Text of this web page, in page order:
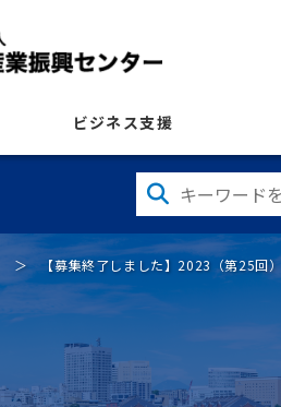
ビジネス支援
【募集終了しました】2023（第25回